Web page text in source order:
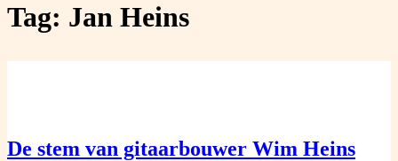
Tag: Jan Heins
De stem van gitaarbouwer Wim Heins